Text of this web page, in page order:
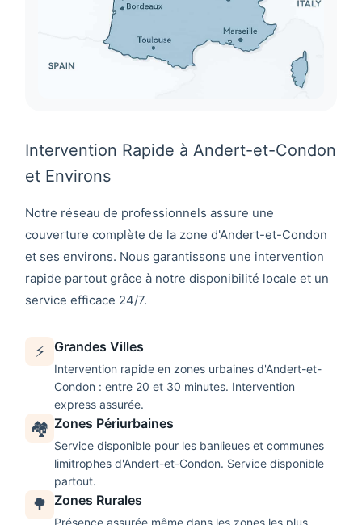
Intervention Rapide à Andert-et-Condon
et Environs
Notre réseau de professionnels assure une
couverture complète de la zone d'Andert-et-Condon
et ses environs. Nous garantissons une intervention
rapide partout grâce à notre disponibilité locale et un
service efficace 24/7.
⚡ Grandes Villes
Intervention rapide en zones urbaines d'Andert-et-
Condon : entre 20 et 30 minutes. Intervention
express assurée.
🏘️ Zones Périurbaines
Service disponible pour les banlieues et communes
limitrophes d'Andert-et-Condon. Service disponible
partout.
🌳 Zones Rurales
Présence assurée même dans les zones les plus